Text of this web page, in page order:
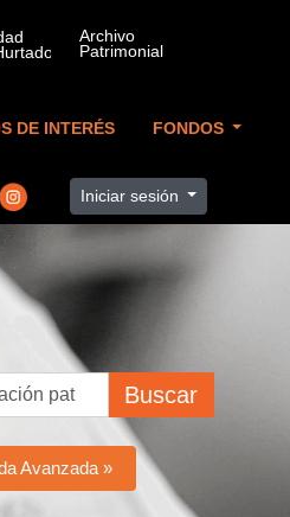
DE INTERÉS FONDOS
Iniciar sesión
Buscar
Avanzada »